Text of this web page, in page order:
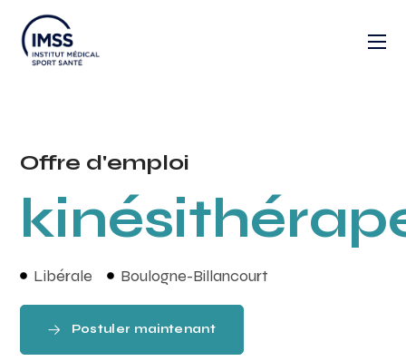
Offre d'emploi
Libérale Boulogne-Billancourt
Postuler maintenant